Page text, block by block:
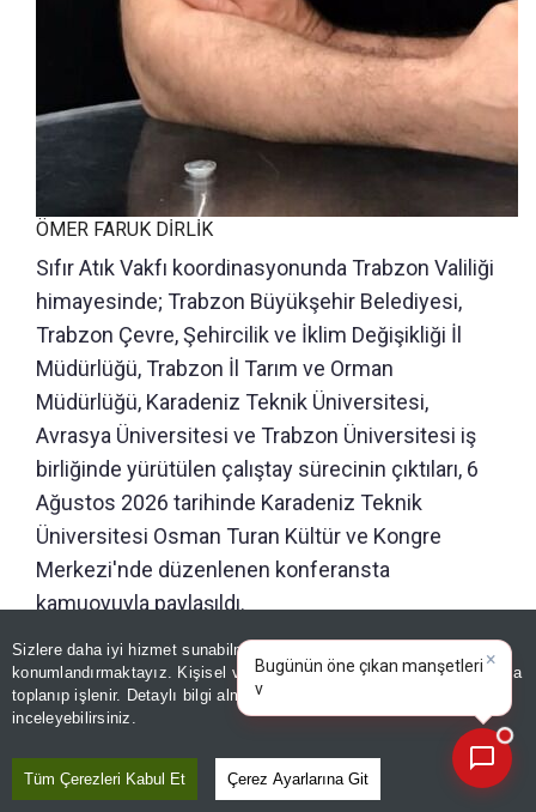
Sizlere daha iyi hizmet sunabilmek adına sitemizde
konumlandırmaktayız. Kişisel verileriniz, KVKK ve GDPR kapsamında
toplanıp işlenir. Detaylı bilgi almak için
inceleyebilirsiniz.
Tüm Çerezleri Kabul Et Çerez Ayarlarına Git
ÖMER FARUK DİRLİK
Sıfır Atık Vakfı koordinasyonunda Trabzon Valiliği
himayesinde; Trabzon Büyükşehir Belediyesi,
Trabzon Çevre, Şehircilik ve İklim Değişikliği İl
Müdürlüğü, Trabzon İl Tarım ve Orman
Müdürlüğü, Karadeniz Teknik Üniversitesi,
Avrasya Üniversitesi ve Trabzon Üniversitesi iş
birliğinde yürütülen çalıştay sürecinin çıktıları, 6
Ağustos 2026 tarihinde Karadeniz Teknik
Üniversitesi Osman Turan Kültür ve Kongre
Merkezi'nde düzenlenen konferansta
kamuoyuyla paylaşıldı.
Sanayi ve Teknoloji Bakanı Mehmet Fatih Kacır'ın
teşrifleriyle gerçekleştirilen konferansta,
Trabzon'un çevre, iklim değişikliği ve kaynak
verimliliği alanındaki mevcut durumu
değerlendirilirken, ilin kısa, orta ve uzun vadeli
×
Bugünün öne çıkan manşetleri
ve gelişmeleri neler?